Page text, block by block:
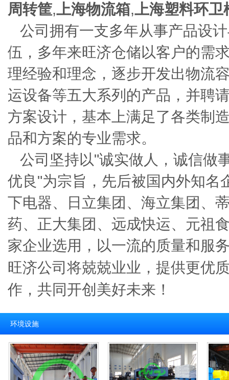
周转筐,上海物流箱,上海塑料环卫
公司拥有一支多年从事产品设
伍，多年来旺济仓储以客户的需
理经验和理念，逐步开发出物流
运设备等五大系列的产品，并聘
方案设计，基本上满足了各类制
品和方案的专业需求。
公司坚持以"诚实做人，诚信做
优良"为宗旨，先后被国内外知名
下电器、日立集团、海立集团、
药、正大集团、远成快运、元祖
家企业选用，以一流的质量和服
旺济公司将兢兢业业，提供更优
作，共同开创美好未来！
环境设施